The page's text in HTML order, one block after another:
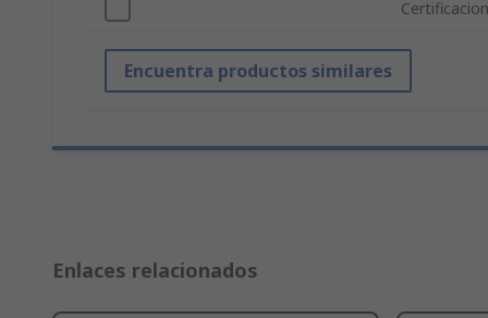
Encuentra productos similares
Enlaces relacionados